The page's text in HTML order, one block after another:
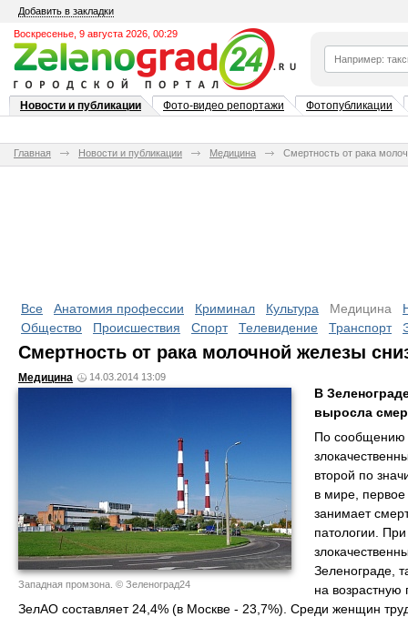
Добавить в закладки
Воскресенье, 9 августа 2026, 00:29
Новости и публикации Фото-видео репортажи Фотопубликации
Главная Новости и публикации Медицина Смертность от рака
Все Анатомия профессии Криминал Культура Медицина
Общество
Происшествия Спорт Телевидение Транспорт
Смертность от рака молочной железы
Медицина 14.03.2014 13:09
Западная промзона. © Зеленоград24
В
выросла
По сообщению
второй по
в мире, первое
занимает
патологии.
Зеленограде,
на возрастную
ЗелАО составляет 24,4% (в Москве - 23,7%). Среди женщин